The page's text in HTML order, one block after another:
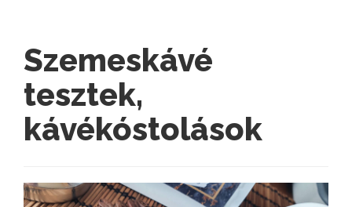
Szemeskávé
tesztek,
kávékóstolások